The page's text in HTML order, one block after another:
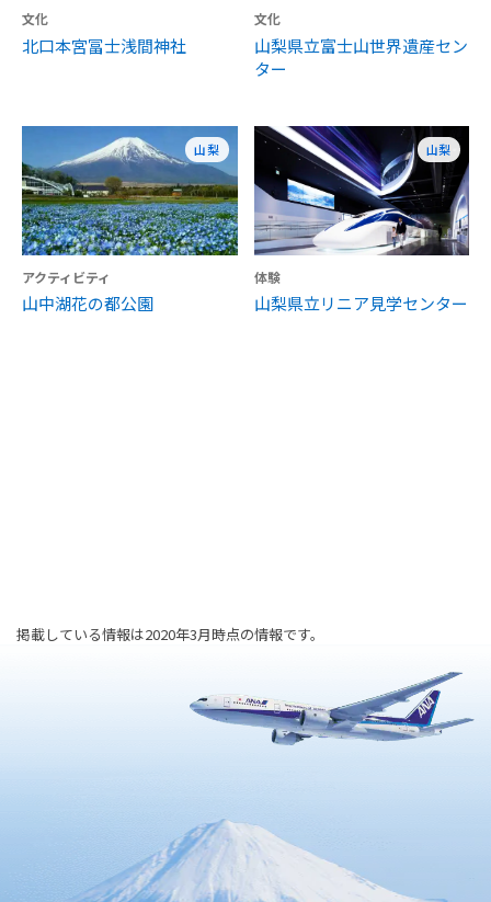
文化
北口本宮冨士浅間神社
文化
山梨県立富士山世界遺産セン
ター
山梨
アクティビティ
山中湖花の都公園
山梨
体験
山梨県立リニア見学センター
掲載している情報は2020年3月時点の情報です。